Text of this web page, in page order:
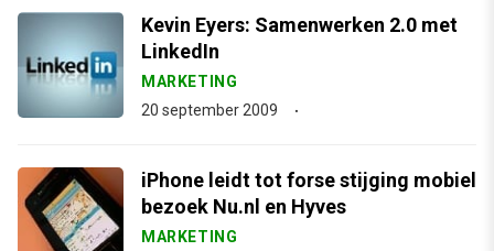
Kevin Eyers: Samenwerken 2.0 met
LinkedIn
MARKETING
20 september 2009
iPhone leidt tot forse stijging mobiel
bezoek Nu.nl en Hyves
MARKETING